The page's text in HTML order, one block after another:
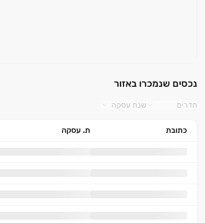
נכסים שנמכרו באזור
חדרים שנת עסקה
כתובת ת. עסקה